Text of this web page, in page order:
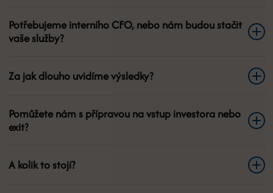
Potřebujeme interního CFO, nebo nám budou stačit
vaše služby?
Za jak dlouho uvidíme výsledky?
Pomůžete nám s přípravou na vstup investora nebo
exit?
A kolik to stojí?